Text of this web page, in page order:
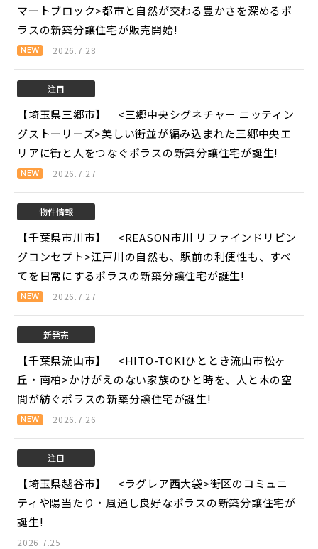
マートブロック>都市と自然が交わる豊かさを深めるポ
ラスの新築分譲住宅が販売開始!
2026.7.28
注目
【埼玉県三郷市】 <三郷中央シグネチャー ニッティン
グストーリーズ>美しい街並が編み込まれた三郷中央エ
リアに街と人をつなぐポラスの新築分譲住宅が誕生!
2026.7.27
物件情報
【千葉県市川市】 <REASON市川 リファインドリビン
グコンセプト>江戸川の自然も、駅前の利便性も、すべ
てを日常にするポラスの新築分譲住宅が誕生!
2026.7.27
新発売
【千葉県流山市】 <HITO-TOKIひととき流山市松ヶ
丘・南柏>かけがえのない家族のひと時を、人と木の空
間が紡ぐポラスの新築分譲住宅が誕生!
2026.7.26
注目
【埼玉県越谷市】 <ラグレア西大袋>街区のコミュニ
ティや陽当たり・風通し良好なポラスの新築分譲住宅が
誕生!
2026.7.25